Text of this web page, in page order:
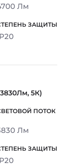
Лм
3830Лм, 5К)
Лм